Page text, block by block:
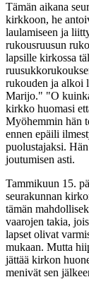
Tämän aikana
kirkkoon, he
laulamiseen ja
rukousruusun
lapsille kirkossa
rukouden ja alkoi
Marijo." "O
kirkko huomasi
Myöhemmin hän
ennen epäili
puolustajaksi.
joutumisen asti.
Tammikuun 15.
seurakunnan
tämän
vaarojen takia,
lapset olivat
mukaan. Mutta
jättää kirkon
menivät sen